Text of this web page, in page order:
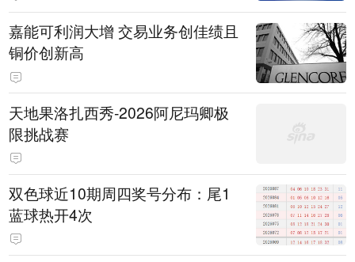
的机关事业单位约谈通报、限期整
改
嘉能可利润大增 交易业务创佳绩且
铜价创新高
天地果洛扎西秀-2026阿尼玛卿极
限挑战赛
双色球近10期周四奖号分布：尾1
蓝球热开4次